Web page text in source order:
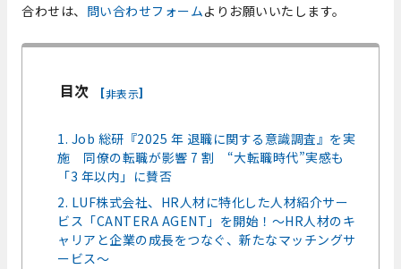
合わせは、 問い合わせフォームよりお願いいたします。
目次 [非表示]
1. Job 総研『2025 年 退職に関する意識調査』を実
施 同僚の転職が影響 7 割 “⼤転職時代”実感も
「3 年以内」に賛否
2. LUF株式会社、HR人材に特化した人材紹介サー
ビス「CANTERA AGENT」を開始！〜HR人材のキ
ャリアと企業の成長をつなぐ、新たなマッチングサ
ービス〜